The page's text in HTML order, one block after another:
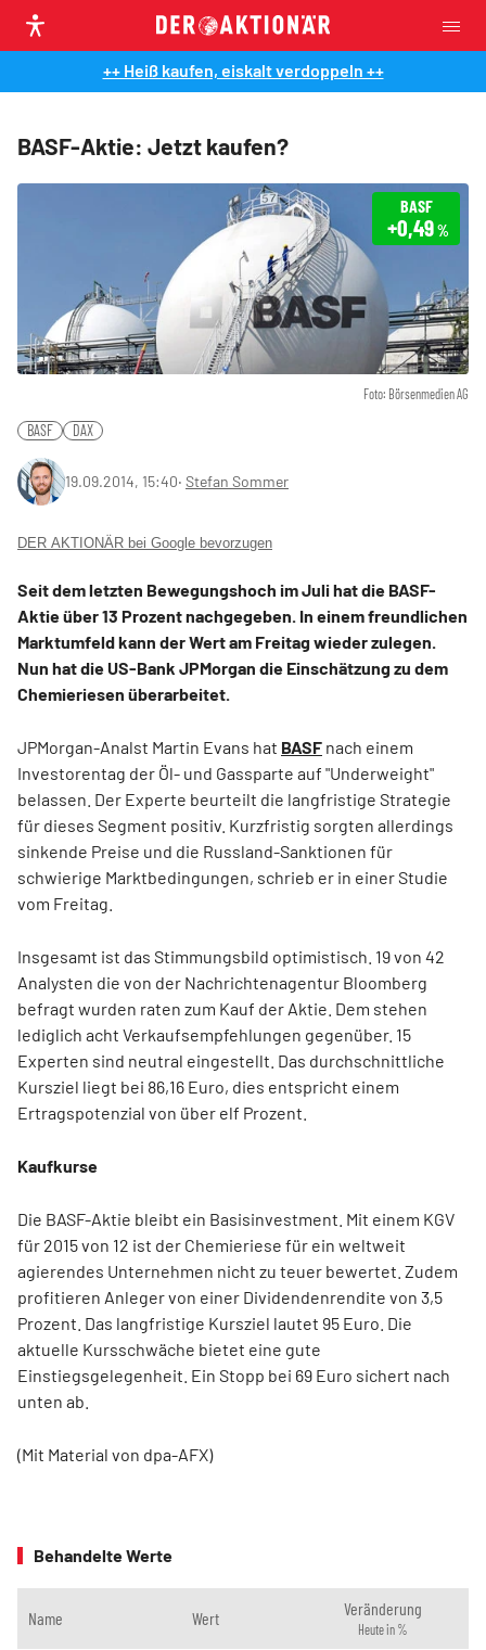
++ Heiß kaufen, eiskalt verdoppeln ++
BASF-Aktie: Jetzt kaufen?
Foto: Börsenmedien AG
BASF
+0,49%
BASF DAX
19.09.2014, 15:40‧ Stefan Sommer
DER AKTIONÄR bei Google bevorzugen
Seit dem letzten Bewegungshoch im Juli hat die BASF-
Aktie über 13 Prozent nachgegeben. In einem freundlichen
Marktumfeld kann der Wert am Freitag wieder zulegen.
Nun hat die US-Bank JPMorgan die Einschätzung zu dem
Chemieriesen überarbeitet.
JPMorgan-Analst Martin Evans hat BASF nach einem
Investorentag der Öl- und Gassparte auf "Underweight"
belassen. Der Experte beurteilt die langfristige Strategie
für dieses Segment positiv. Kurzfristig sorgten allerdings
sinkende Preise und die Russland-Sanktionen für
schwierige Marktbedingungen, schrieb er in einer Studie
vom Freitag.
Insgesamt ist das Stimmungsbild optimistisch. 19 von 42
Analysten die von der Nachrichtenagentur Bloomberg
befragt wurden raten zum Kauf der Aktie. Dem stehen
lediglich acht Verkaufsempfehlungen gegenüber. 15
Experten sind neutral eingestellt. Das durchschnittliche
Kursziel liegt bei 86,16 Euro, dies entspricht einem
Ertragspotenzial von über elf Prozent.
Kaufkurse
Die BASF-Aktie bleibt ein Basisinvestment. Mit einem KGV
für 2015 von 12 ist der Chemieriese für ein weltweit
agierendes Unternehmen nicht zu teuer bewertet. Zudem
profitieren Anleger von einer Dividendenrendite von 3,5
Prozent. Das langfristige Kursziel lautet 95 Euro. Die
aktuelle Kursschwäche bietet eine gute
Einstiegsgelegenheit. Ein Stopp bei 69 Euro sichert nach
unten ab.
(Mit Material von dpa-AFX)
Behandelte Werte
Name Wert Veränderung
Heute in %